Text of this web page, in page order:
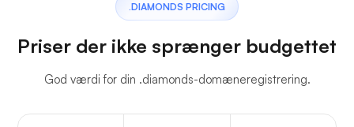
.DIAMONDS PRICING
Priser der ikke sprænger budgettet
God værdi for din .diamonds-domæneregistrering.